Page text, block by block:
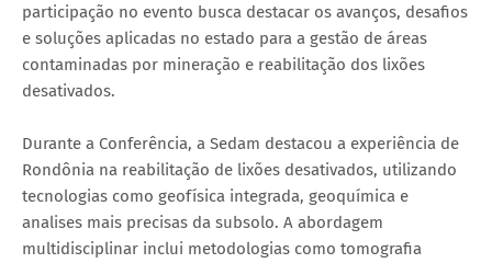
participação no evento busca destacar os avanços, desafios
e soluções aplicadas no estado para a gestão de áreas
contaminadas por mineração e reabilitação dos lixões
desativados.
Durante a Conferência, a Sedam destacou a experiência de
Rondônia na reabilitação de lixões desativados, utilizando
tecnologias como geofísica integrada, geoquímica e
analises mais precisas da subsolo. A abordagem
multidisciplinar inclui metodologias como tomografia